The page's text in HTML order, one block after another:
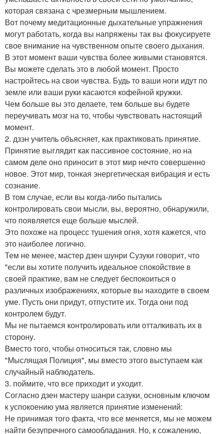
которая связана с чрезмерным мышлением.
Вот почему медитационные дыхательные упражнения
могут работать, когда вы напряжены так вы фокусируете
свое внимание на чувственном опыте своего дыхания.
В этот момент ваши чувства более живыми становятся.
Вы можете сделать это в любой момент. Просто
настройтесь на свои чувства. Будь то ваши ноги идут по
земле или ваши руки касаются кофейной кружки.
Чем больше вы это делаете, тем больше вы будете
переучивать мозг на то, чтобы чувствовать настоящий
момент.
2. дзэн учитель объясняет, как практиковать принятие.
Принятие выглядит как пассивное состояние, но на
самом деле оно приносит в этот мир нечто совершенно
новое. Этот мир, тонкая энергетическая вибрация и есть
сознание.
В том случае, если вы когда-либо пытались
контролировать свои мысли, вы, вероятно, обнаружили,
что появляется еще больше мыслей.
Это похоже на процесс тушения огня, хотя кажется, что
это наиболее логично.
Тем не менее, мастер дзен шунри Сузуки говорит, что
"если вы хотите получить идеальное спокойствие в
своей практике, вам не следует беспокоиться о
различных изображениях, которые вы находите в своем
уме. Пусть они придут, отпустите их. Тогда они под
контролем будут.
Мы не пытаемся контролировать или отталкивать их в
сторону.
Вместо того, чтобы относиться так, словно мы
"Мыслящая Полиция", мы вместо этого выступаем как
случайный наблюдатель.
3. поймите, что все приходит и уходит.
Согласно дзен мастеру шанри сазуки, основным ключом
к успокоению ума является принятие изменений:
Не принимая того факта, что все меняется, мы не можем
найти безупречного самообладания. Но, к сожалению,